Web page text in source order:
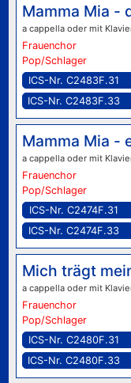
Mamma Mia -
a cappella oder mit
Frauenchor
Pop/Schlager
ICS-Nr. C2483F.31
ICS-Nr. C2483F.33
Mamma Mia -
a cappella oder mit
Frauenchor
Pop/Schlager
ICS-Nr. C2474F.31
ICS-Nr. C2474F.33
Mich trägt
a cappella oder mit
Frauenchor
Pop/Schlager
ICS-Nr. C2480F.31
ICS-Nr. C2480F.33